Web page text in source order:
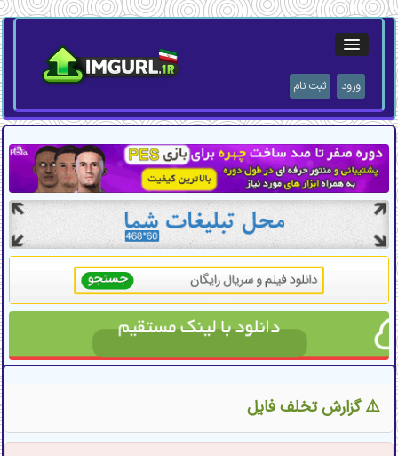
ورود ثبت نام
⚠️ گزارش تخلف فایل